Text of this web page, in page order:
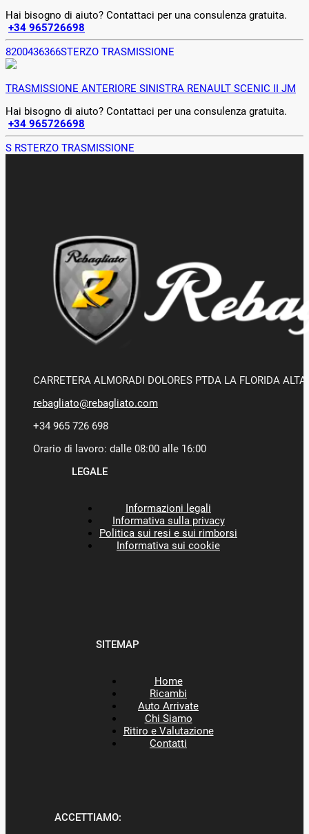
Hai bisogno di aiuto? Contattaci per una consulenza gratuita.
+34 965726698
8200436366STERZO TRASMISSIONE
TRASMISSIONE ANTERIORE SINISTRA RENAULT SCENIC II JM
Hai bisogno di aiuto? Contattaci per una consulenza gratuita.
+34 965726698
S RSTERZO TRASMISSIONE
CARRETERA ALMORADI DOLORES PTDA LA FLORIDA
rebagliato@rebagliato.com
+34 965 726 698
Orario di lavoro: dalle 08:00 alle 16:00
LEGALE
Informazioni legali
Informativa sulla privacy
Politica sui resi e sui rimborsi
Informativa sui cookie
SITEMAP
Home
Ricambi
Auto Arrivate
Chi Siamo
Ritiro e Valutazione
Contatti
ACCETTIAMO: